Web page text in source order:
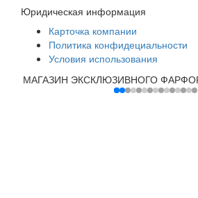
Юридическая информация
Карточка компании
Политика конфидециальности
Условия использования
МАГАЗИН ЭКСКЛЮЗИВНОГО